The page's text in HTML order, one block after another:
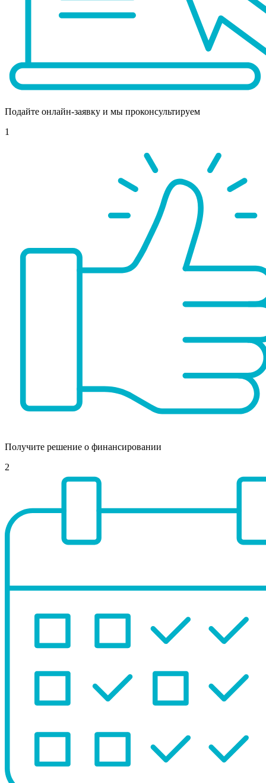
Подайте онлайн-заявку и мы проконсультируем
1
Получите решение о финансировании
2